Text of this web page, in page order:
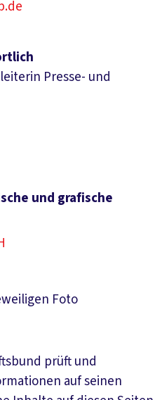
Presse- und
und grafische
Foto
prüft und
auf seinen